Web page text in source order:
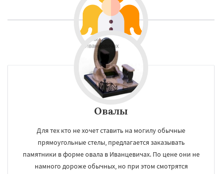
Овалы
Для тех кто не хочет ставить на могилу обычные
прямоугольные стелы, предлагается заказывать
памятники в форме овала в Иванцевичах. По цене они не
намного дороже обычных, но при этом смотрятся